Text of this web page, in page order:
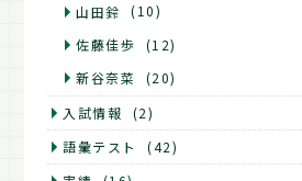
山田鈴
(10)
佐藤佳歩
(12)
新谷奈菜
(20)
入試情報
(2)
語彙テスト
(42)